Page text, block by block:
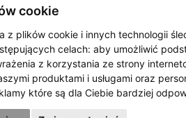
cookie
z plików cookie i innych technologii
celach: aby umożliwić
z korzystania ze strony
produktami i usługami oraz
które są dla Ciebie bardziej